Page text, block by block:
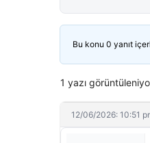
Bu konu 0 yanıt
1 yazı
12/06/2026: 10:51